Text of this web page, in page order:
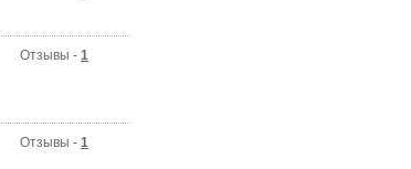
Отзывы - 1
Отзывы - 1